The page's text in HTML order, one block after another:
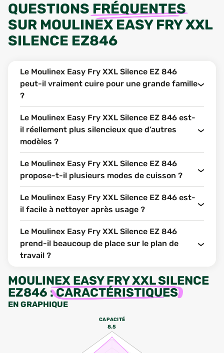
QUESTIONS FRÉQUENTES
SUR MOULINEX EASY FRY XXL
SILENCE EZ846
Le Moulinex Easy Fry XXL Silence EZ 846
peut-il vraiment cuire pour une grande famille
?
Le Moulinex Easy Fry XXL Silence EZ 846 est-
il réellement plus silencieux que d’autres
modèles ?
Le Moulinex Easy Fry XXL Silence EZ 846
propose-t-il plusieurs modes de cuisson ?
Le Moulinex Easy Fry XXL Silence EZ 846 est-
il facile à nettoyer après usage ?
Le Moulinex Easy Fry XXL Silence EZ 846
prend-il beaucoup de place sur le plan de
travail ?
MOULINEX EASY FRY XXL SILENCE
EZ846 :CARACTÉRISTIQUES
EN GRAPHIQUE
CAPACITÉ
8.5